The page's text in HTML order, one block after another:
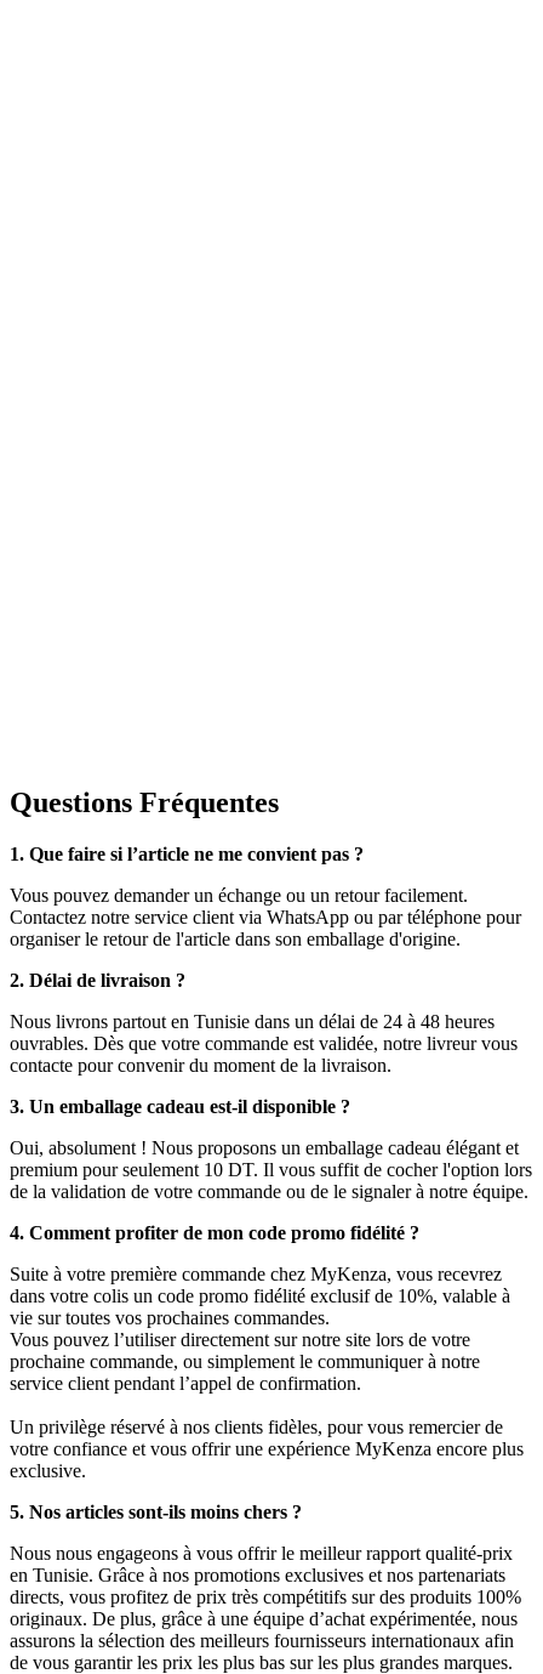
Questions Fréquentes
1. Que faire si l’article ne me convient pas ?
Vous pouvez demander un échange ou un retour facilement.
Contactez notre service client via WhatsApp ou par téléphone pour
organiser le retour de l'article dans son emballage d'origine.
2. Délai de livraison ?
Nous livrons partout en Tunisie dans un délai de 24 à 48 heures
ouvrables. Dès que votre commande est validée, notre livreur vous
contacte pour convenir du moment de la livraison.
3. Un emballage cadeau est-il disponible ?
Oui, absolument ! Nous proposons un emballage cadeau élégant et
premium pour seulement 10 DT. Il vous suffit de cocher l'option lors
de la validation de votre commande ou de le signaler à notre équipe.
4. Comment profiter de mon code promo fidélité ?
Suite à votre première commande chez MyKenza, vous recevrez
dans votre colis un code promo fidélité exclusif de 10%, valable à
vie sur toutes vos prochaines commandes.
Vous pouvez l’utiliser directement sur notre site lors de votre
prochaine commande, ou simplement le communiquer à notre
service client pendant l’appel de confirmation.
Un privilège réservé à nos clients fidèles, pour vous remercier de
votre confiance et vous offrir une expérience MyKenza encore plus
exclusive.
5. Nos articles sont-ils moins chers ?
Nous nous engageons à vous offrir le meilleur rapport qualité-prix
en Tunisie. Grâce à nos promotions exclusives et nos partenariats
directs, vous profitez de prix très compétitifs sur des produits 100%
originaux. De plus, grâce à une équipe d’achat expérimentée, nous
assurons la sélection des meilleurs fournisseurs internationaux afin
de vous garantir les prix les plus bas sur les plus grandes marques.